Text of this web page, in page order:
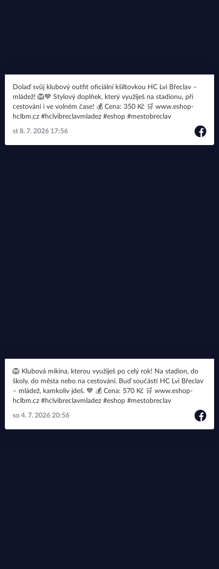
Dolaď svůj klubový outfit oficiální kšiltovkou HC Lvi Břeclav –
mládež! 🦁💙 Stylový doplňek, který využiješ na stadionu, při
cestování i ve volném čase! 💰 Cena: 350 Kč 🛒 www.eshop-
hclbm.cz #hclvibreclavmladez #eshop #mestobreclav
st 8. 7. 2026 17:56
🦁 Klubová mikina, kterou využiješ po celý rok! Na stadion, do
školy, do města nebo na cestování. Buď součástí HC Lvi Břeclav
– mládež, kamkoliv jdeš. 💙 💰 Cena: 570 Kč 🛒 www.eshop-
hclbm.cz #hclvibreclavmladez #eshop #mestobreclav
so 4. 7. 2026 20:56